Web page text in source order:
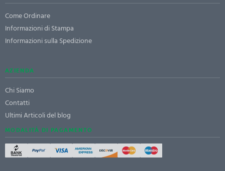
Come Ordinare
Informazioni di Stampa
Informazioni sulla Spedizione
AZIENDA
Chi Siamo
Contatti
Ultimi Articoli del blog
MODALITÀ DI PAGAMENTO